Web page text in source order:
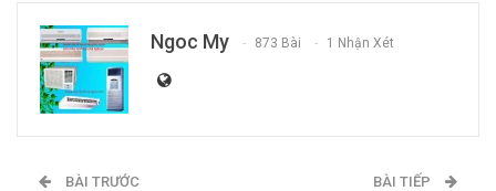
Ngoc My 873 Bài 1 Nhận Xét
BÀI TRƯỚC BÀI TIẾP